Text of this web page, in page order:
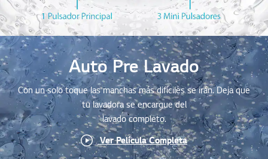
Auto Pre Lavado
Con un solo toque las manchas más difíciles se irán. Deja que
tu lavadora se encargue del
lavado completo.
Ver Película Completa